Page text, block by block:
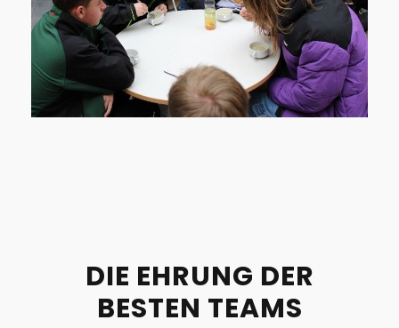
DIE EHRUNG DER
BESTEN TEAMS